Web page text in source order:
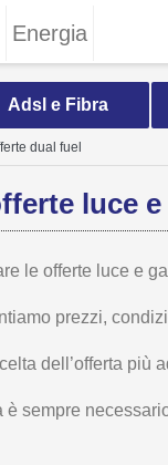
Energia
Adsl e Fibra
dual fuel
luce
le offerte luce e
prezzi,
dell’offerta più
è sempre